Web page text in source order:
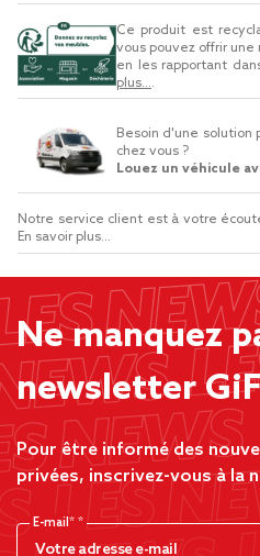
Ce produit est
vous pouvez offrir
en les rapportant
plus....
Besoin d'une solution
chez vous ?
Louez un véhicule
Notre service client est à votre
En savoir plus...
Ne manquez
newsletter
Pour être informé des
privées, inscrivez-vous à la
E-mail*